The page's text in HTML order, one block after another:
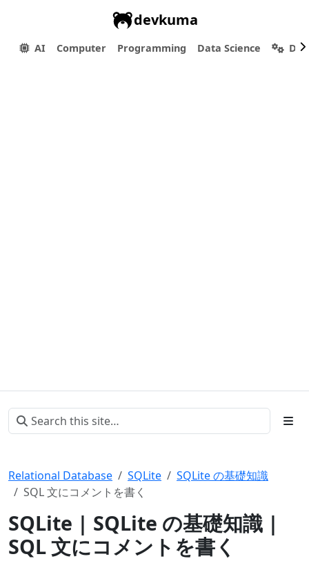
devkuma
AI Computer Programming Data Science
Relational Database SQLite
SQLite の基礎知識
SQL 文にコメントを書く
SQLite | SQLite の基礎知識 |
SQL 文にコメントを書く